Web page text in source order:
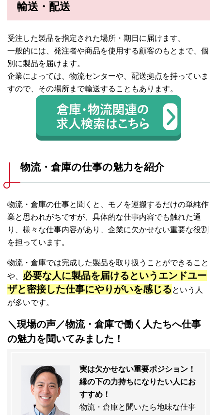
輸送・配送
受注した製品を指定された場所・期日に届けます。
一般的には、発注者や商品を使用する顧客のもとまで、個
別に製品を届けます。
企業によっては、物流センターや、配送拠点を持っていま
すので、その場所まで輸送することもあります。
物流・倉庫の仕事の魅力を紹介
物流・倉庫の仕事と聞くと、モノを運搬するだけの単純作
業と思われがちですが、具体的な仕事内容でも触れた通
り、様々な仕事内容があり、企業に欠かせない重要な役割
を担っています。
物流・倉庫では完成した製品を取り扱うことができること
や、 必要な人に製品を届けるというエンドユー
ザと密接した仕事にやりがいを感じるという人
が多いです。
＼現場の声／物流・倉庫で働く人たちへ仕事
の魅力を聞いてみました！
実は欠かせない重要ポジション！
縁の下の力持ちになりたい人にお
すすめ！
物流・倉庫と聞いたら地味な仕事